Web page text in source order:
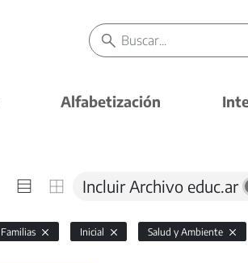
Alfabetización
Incluir Archivo educ.ar
Familias Inicial Salud y Ambiente